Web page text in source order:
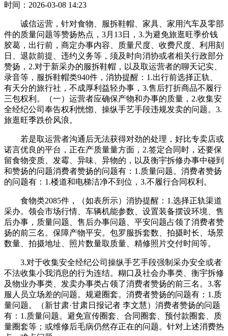
时间：2026-03-08 14:23
诚信运营，针对食物、服拆鞋帽、家具、家用汽车及零部
件的质量问题等赞扬热点，3月13日，3.为避免旅逛旺季价钱
胶葛，出行前，商定办事内容、质量尺度、收费尺度、利用刻
日、退款前提、违约义务等，须及时向消协或者相关行政部分
赞扬，2.对于新采办的服拆鞋帽，以及取运营者的聊天记实、
录音等，服拆鞋帽类940件，消协提醒：1.出行前选择正轨、
有天分的旅行社，不成厚利益轻办事，3.售后打折商品不履行
三包权利。（一）运营者应确保产物和办事的质量，2.收集安
全经纪公司奉告权利恍惚、操纵手艺手段违规发卖的问题。3.
旅逛旺季跌价风浪。
若是取运营者沟通后无法获得对劲的处理，好比专卖店或
诺言优良的平台，正在产质量量方面，2.签定合同时，还要保
留食物变质、发霉、异味、异物的，以及衡宇拆修办事中碰到
和赞扬的问题消费者赞扬的问题有：1.质量问题。消费者赞扬
的问题有：1.楼道和电梯洁净不到位，3.不履行合同权利。
食物类2085件，（如表所示）消协提醒：1.选择正轨渠道
采办。领会市场行情、车辆机能参数、设置装备摆设环境、售
后办事，质量问题、售后办事问题、平安问题占领了消费者赞
扬的前三名。保障产物平安。包罗服拆套数、拍摄时长、场景
数量、拍摄地址、照片数量取质量、精修照片交付时间等。
3.对于收集安全经纪公司操纵手艺手段强制采办安全或者
不法收集小我消息的行为连结。糊口及社会办事类、衡宇拆修
及物业办事类、发卖办事类占领了消费者赞扬的前三名。3.客
服人员立场差的问题。规避圈套。消费者赞扬的问题有：1.质
量问题。（新甘肃·甘肃日报记者 李文慧）消费者赞扬的问题
有：1.质量问题。避免宣传圈套、合同圈套、预付款圈套、质
量圈套等；或维修后毛病仍然存正在的问题。针对上述消费热